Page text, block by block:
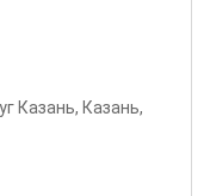
Казань, Казань,